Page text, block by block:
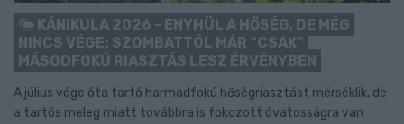
KÁNIKULA 2026 - ENYHÜL A HŐSÉG, DE MÉG
NINCS VÉGE: SZOMBATTÓL MÁR “CSAK”
MÁSODFOKÚ RIASZTÁS LESZ ÉRVÉNYBEN
A július vége óta tartó harmadfokú hőségriasztást mérséklik, de
a tartós meleg miatt továbbra is fokozott óvatosságra van